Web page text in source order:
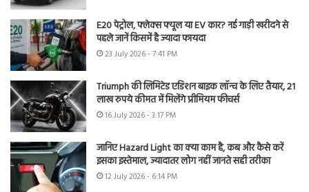
E20 पेट्रोल, फ्लेक्स फ्यूल या EV कार? नई गाड़ी खरीदने से
पहले जानें किसमें है ज्यादा फायदा
23 July 2026 - 7:41 PM
Triumph की लिमिटेड एडिशन बाइक लॉन्च के लिए तैयार, 21
लाख रुपये कीमत में मिलेंगे प्रीमियम फीचर्स
16 July 2026 - 3:17 PM
जानिए Hazard Light का क्या काम है, कब और कैसे करें
इसका इस्तेमाल, ज्यादातर लोग नहीं जानते सही तरीका
12 July 2026 - 6:14 PM